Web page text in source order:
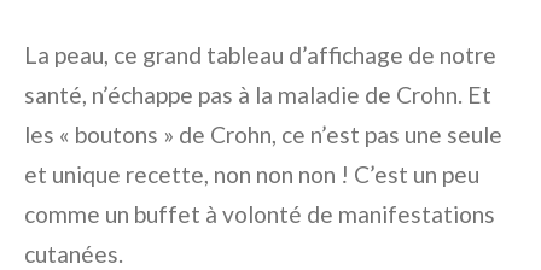
La peau, ce grand tableau d’affichage de notre
santé, n’échappe pas à la maladie de Crohn. Et
les « boutons » de Crohn, ce n’est pas une seule
et unique recette, non non non ! C’est un peu
comme un buffet à volonté de manifestations
cutanées.